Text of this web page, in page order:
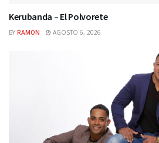
Kerubanda – El Polvorete
BY RAMON AGOSTO 6, 2026